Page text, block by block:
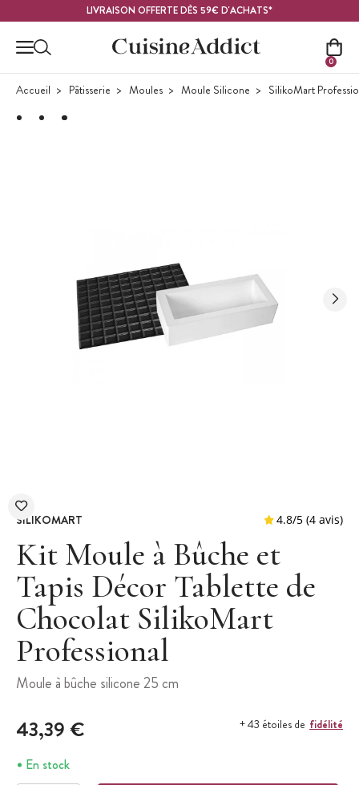
LIVRAISON OFFERTE DÈS 59€ D'ACHATS*
0
Accueil Pâtisserie Moules Moule Silicone SilikoMart
SILIKOMART
Kit Moule à Bûche et
Tapis Décor Tablette de
Chocolat SilikoMart
Professional
Moule à bûche silicone 25 cm
43,39 € + 43 étoiles de fidélité
En stock